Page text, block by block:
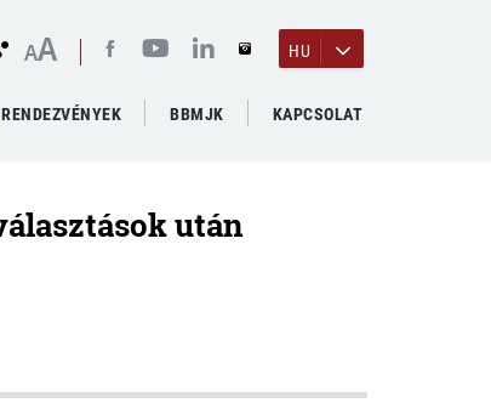
AA HU
RENDEZVÉNYEK BBMJK KAPCSOLAT
után